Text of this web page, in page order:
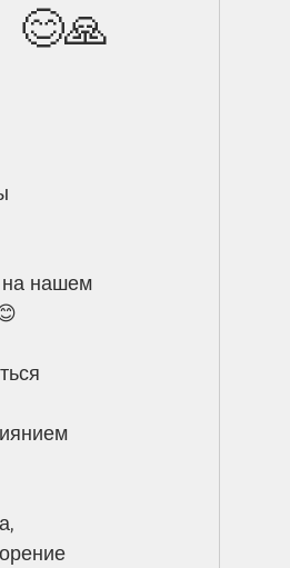
🙏😊
на нашем